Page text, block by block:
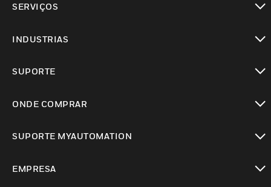
SERVIÇOS
INDUSTRIAS
SUPORTE
ONDE COMPRAR
SUPORTE MYAUTOMATION
EMPRESA